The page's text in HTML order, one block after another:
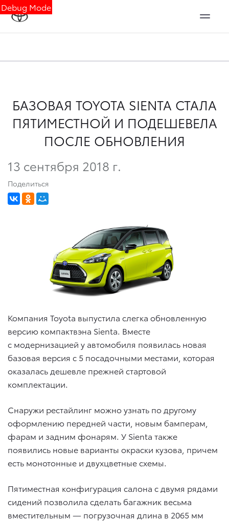
Debug Mode
БАЗОВАЯ TOYOTA SIENTA СТАЛА
ПЯТИМЕСТНОЙ И ПОДЕШЕВЕЛА
ПОСЛЕ ОБНОВЛЕНИЯ
13 сентября 2018 г.
Поделиться
Компания Toyota выпустила слегка обновленную
версию компактвэна Sienta. Вместе
с модернизацией у автомобиля появилась новая
базовая версия с 5 посадочными местами, которая
оказалась дешевле прежней стартовой
комплектации.
Снаружи рестайлинг можно узнать по другому
оформлению передней части, новым бамперам,
фарам и задним фонарям. У Sienta также
появились новые варианты окраски кузова, причем
есть монотонные и двухцветные схемы.
Пятиместная конфигурация салона с двумя рядами
сидений позволила сделать багажник весьма
вместительным — погрузочная длина в 2065 мм